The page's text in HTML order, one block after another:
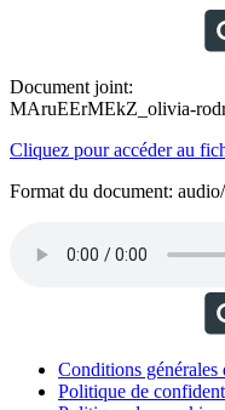
Document joint:
MAruEErMEkZ_olivia-
Cliquez pour accéder au
Format du document:
Conditions générales
Politique de